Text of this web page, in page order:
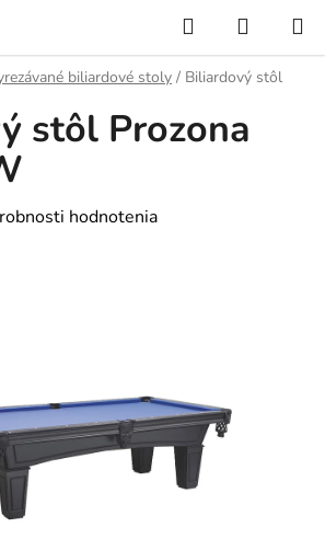
Hľadať
KOŠÍK
biliardové stoly / Biliardový stôl
stôl Prozona
hodnotenia